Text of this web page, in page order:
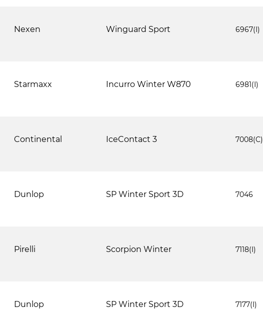
Nexen Winguard Sport 6967(І)
Starmaxx Incurro Winter W870 6981(І)
Continental IceContact 3 7008(C)
Dunlop SP Winter Sport 3D 7046
Pirelli Scorpion Winter 7118(I)
Dunlop SP Winter Sport 3D 7177(I)